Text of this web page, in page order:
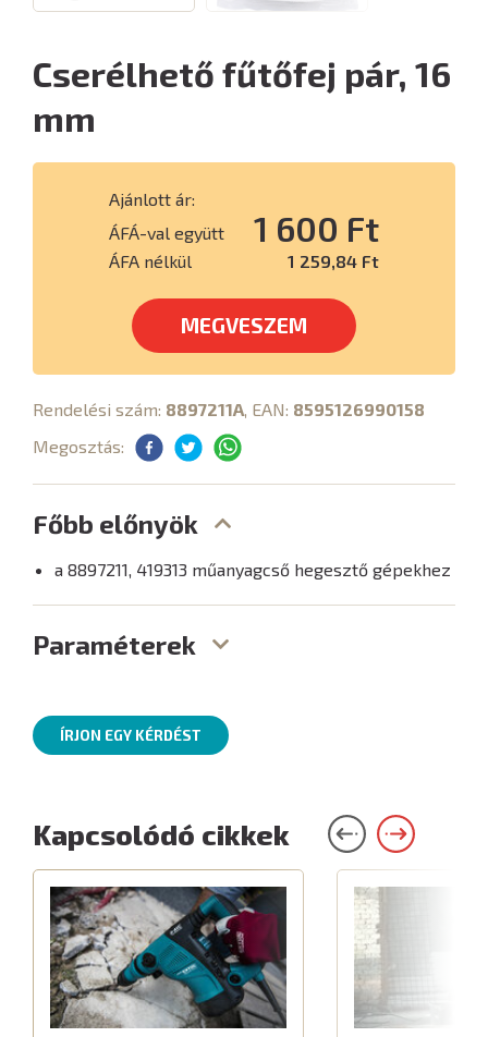
Cserélhető fűtőfej pár, 16
mm
Ajánlott ár:
ÁFÁ-val együtt
1 600 Ft
ÁFA nélkül 1 259,84 Ft
MEGVESZEM
Rendelési szám: 8897211A, EAN: 8595126990158
Megosztás:
Főbb előnyök
a 8897211, 419313 műanyagcső hegesztő gépekhez
Paraméterek
ÍRJON EGY KÉRDÉST
Kapcsolódó cikkek